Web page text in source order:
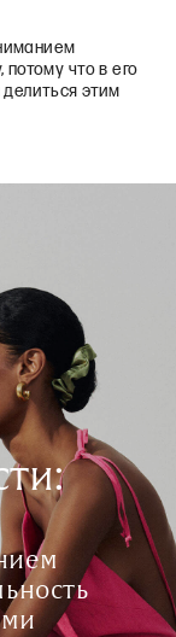
что в его
этим